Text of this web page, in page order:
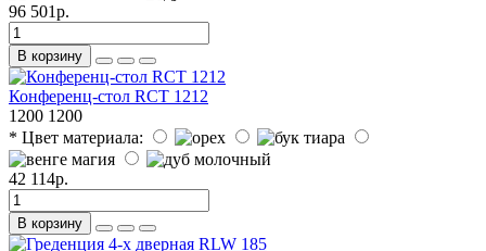
96 501р.
В корзину
Конференц-стол RCT 1212
1200 1200
* Цвет материала:
42 114р.
В корзину